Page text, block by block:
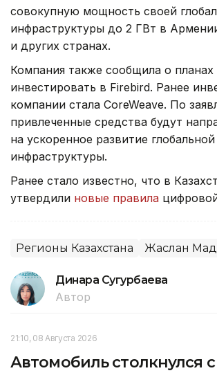
совокупную мощность своей
инфраструктуры до 2 ГВт в
и других странах.
Компания также сообщила о планах
инвестировать в Firebird. Ранее
компании стала CoreWeave. По
привлеченные средства будут
на ускоренное развитие
инфраструктуры.
Ранее стало известно, что в
утвердили новые правила
Регионы Казахстана Жаслан
Динара Сугурбаева
Автор
21:10, 08 Августа 2026
Автомобиль столкнулся с